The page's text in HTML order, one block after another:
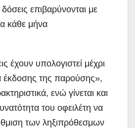
επιβαρύνονται με
κάθε μήνα
έχουν υπολογιστεί μέχρι
έκδοσης της παρούσης»,
ενώ γίνεται και
του οφειλέτη να
των ληξιπρόθεσμων